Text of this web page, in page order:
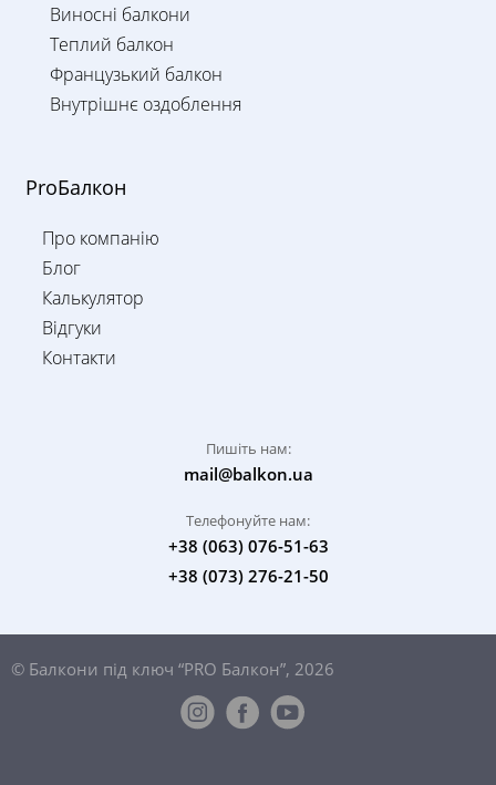
Виносні балкони
Теплий балкон
Французький балкон
Внутрішнє оздоблення
ProБалкон
Про компанію
Блог
Калькулятор
Відгуки
Контакти
Пишіть нам:
mail@balkon.ua
Телефонуйте нам:
+38 (063) 076-51-63
+38 (073) 276-21-50
© Балкони під ключ “PRO Балкон”, 2026